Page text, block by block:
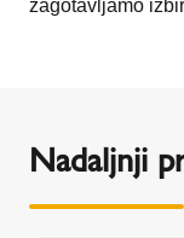
zagotavljamo
Nadaljnji